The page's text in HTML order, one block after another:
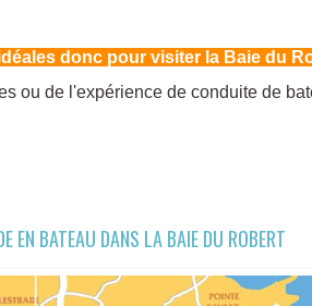
donc pour visiter la Baie du
ou de l'expérience de conduite de
EN BATEAU DANS LA BAIE DU ROBERT